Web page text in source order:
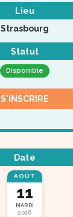
Lieu
Strasbourg
Statut
Disponible
S'INSCRIRE
Date
AOÛT
11
MARDI
2026